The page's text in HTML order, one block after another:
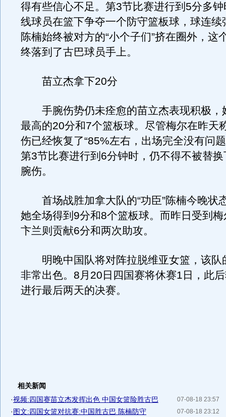
得有些信心不足。第3节比赛进行到5分多
线球员在篮下争夺一个防守篮板球，球连续
陈楠始终被对方的“小个子们”挤在圈外，这
终落到了古巴球员手上。
苗立杰拿下20分
手腕伤势仍未痊愈的苗立杰表现积极，
最高的20分和7个篮板球。尽管梅尔在昨天
伤已经恢复了“85%左右，出场完全没有问
第3节比赛进行到6分钟时，仍不得不被替
腕伤。
首场战胜加拿大队的“功臣”陈楠今晚状
她全场得到9分和8个篮板球。而昨日受到
卞兰则贡献6分和两次助攻。
明晚中国队将对阵拉脱维亚女篮，该队
非常出色。8月20日四国赛将休赛1日，此
进行最后两天的决赛。
相关新闻
07-08-18 23:57
·视频:四国赛苗立杰发挥出色 中国女篮险胜古巴
07-08-18 23:12
·图文:四国女篮对抗赛:中国胜古巴 陈楠防守